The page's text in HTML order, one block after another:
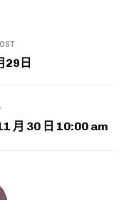
29日
月 30 日 10:00 am